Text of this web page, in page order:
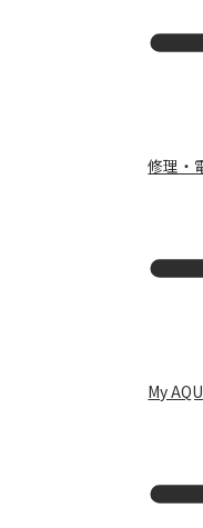
ルーター / 電話ユニット
修理・
My